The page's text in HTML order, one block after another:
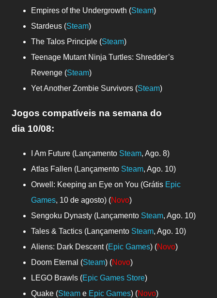
Empires of the Undergrowth (Steam)
Stardeus (Steam)
The Talos Principle (Steam)
Teenage Mutant Ninja Turtles: Shredder’s
Revenge (Steam)
Yet Another Zombie Survivors (Steam)
Jogos compatíveis na semana do
dia 10/08:
I Am Future (Lançamento Steam, Ago. 8)
Atlas Fallen (Lançamento Steam, Ago. 10)
Orwell: Keeping an Eye on You (Grátis Epic
Games, 10 de agosto) (Novo)
Sengoku Dynasty (Lançamento Steam, Ago. 10)
Tales & Tactics (Lançamento Steam, Ago. 10)
Aliens: Dark Descent (Epic Games) (Novo)
Doom Eternal (Steam) (Novo)
LEGO Brawls (Epic Games Store)
Quake (Steam e Epic Games) (Novo)